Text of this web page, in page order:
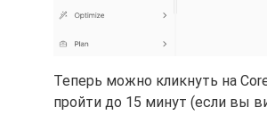
Теперь можно кликнуть на
пройти до 15 минут (если вы